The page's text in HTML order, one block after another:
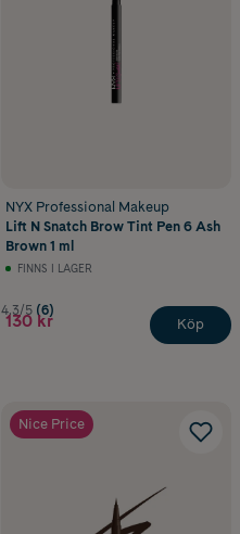
NYX Professional Makeup
Lift N Snatch Brow Tint Pen 6 Ash
Brown 1 ml
FINNS I LAGER
4.3/5 (6)
130 kr Köp
Nice Price